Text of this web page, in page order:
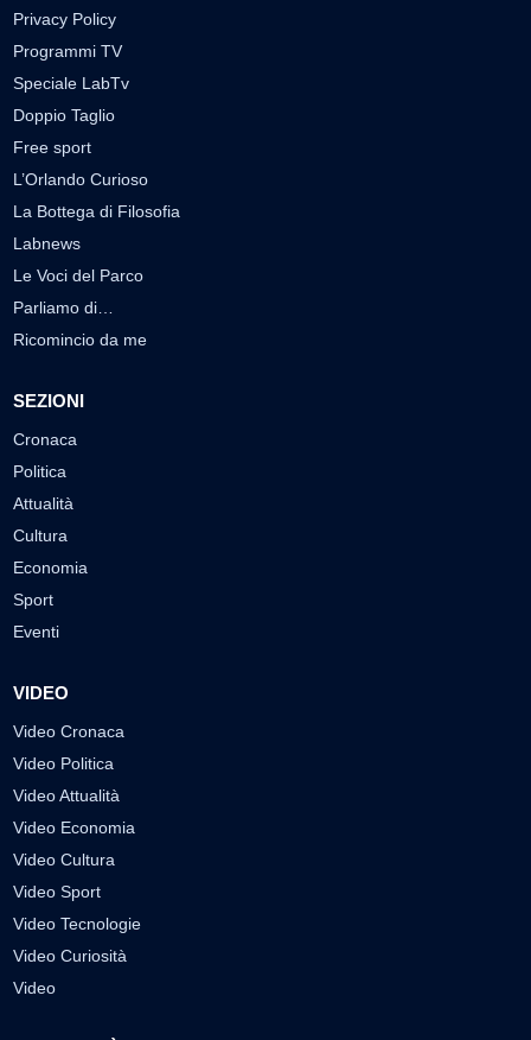
Privacy Policy
Programmi TV
Speciale LabTv
Doppio Taglio
Free sport
L’Orlando Curioso
La Bottega di Filosofia
Labnews
Le Voci del Parco
Parliamo di…
Ricomincio da me
SEZIONI
Cronaca
Politica
Attualità
Cultura
Economia
Sport
Eventi
VIDEO
Video Cronaca
Video Politica
Video Attualità
Video Economia
Video Cultura
Video Sport
Video Tecnologie
Video Curiosità
Video